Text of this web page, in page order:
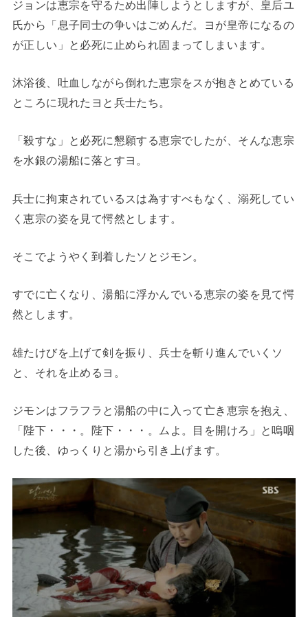
ジョンは恵宗を守るため出陣しようとしますが、皇后ユ
氏から「息子同士の争いはごめんだ。ヨが皇帝になるの
が正しい」と必死に止められ固まってしまいます。
沐浴後、吐血しながら倒れた恵宗をスが抱きとめている
ところに現れたヨと兵士たち。
「殺すな」と必死に懇願する恵宗でしたが、そんな恵宗
を水銀の湯船に落とすヨ。
兵士に拘束されているスは為すすべもなく、溺死してい
く恵宗の姿を見て愕然とします。
そこでようやく到着したソとジモン。
すでに亡くなり、湯船に浮かんでいる恵宗の姿を見て愕
然とします。
雄たけびを上げて剣を振り、兵士を斬り進んでいくソ
と、それを止めるヨ。
ジモンはフラフラと湯船の中に入って亡き恵宗を抱え、
「陛下・・・。陛下・・・。ムよ。目を開けろ」と嗚咽
した後、ゆっくりと湯から引き上げます。